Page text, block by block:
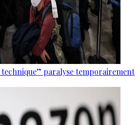
technique” paralyse temporairement